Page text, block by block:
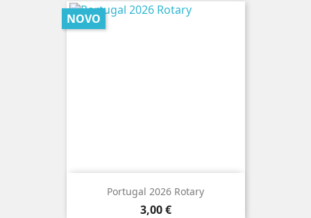
Portugal 2026 Rotary
Preço
3,00 €
NOVO